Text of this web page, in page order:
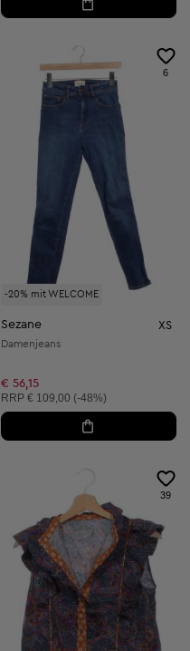
-20% mit WELCOME
6
Sezane XS
Damenjeans
€ 56,15
Unverbindliche Preisempfehlung:
RRP € 109,00 (-48%)
39